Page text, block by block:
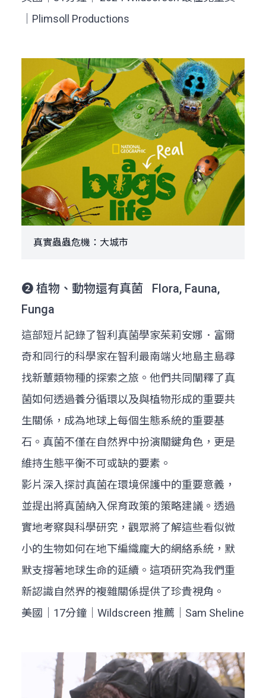
｜Plimsoll Productions
真實蟲蟲危機：大城市
➋ 植物、動物還有真菌 Flora, Fauna,
Funga
這部短片記錄了智利真菌學家茱莉安娜．富爾
奇和同行的科學家在智利最南端火地島主島尋
找新蕈類物種的探索之旅。他們共同闡釋了真
菌如何透過養分循環以及與植物形成的重要共
生關係，成為地球上每個生態系統的重要基
石。真菌不僅在自然界中扮演關鍵角色，更是
維持生態平衡不可或缺的要素。
影片深入探討真菌在環境保護中的重要意義，
並提出將真菌納入保育政策的策略建議。透過
實地考察與科學研究，觀眾將了解這些看似微
小的生物如何在地下編織龐大的網絡系統，默
默支撐著地球生命的延續。這項研究為我們重
新認識自然界的複雜關係提供了珍貴視角。
美國｜17分鐘｜Wildscreen 推薦｜Sam Sheline